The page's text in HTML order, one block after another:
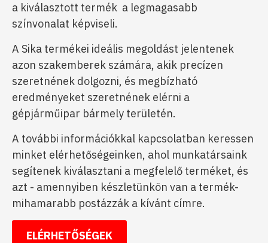
a kiválasztott termék a legmagasabb
színvonalat képviseli.
A Sika termékei ideális megoldást jelentenek
azon szakemberek számára, akik precízen
szeretnének dolgozni, és megbízható
eredményeket szeretnének elérni a
gépjárműipar bármely területén.
A további információkkal kapcsolatban keressen
minket elérhetőségeinken, ahol munkatársaink
segítenek kiválasztani a megfelelő terméket, és
azt - amennyiben készletünkön van a termék-
mihamarabb postázzák a kívánt címre.
ELÉRHETŐSÉGEK